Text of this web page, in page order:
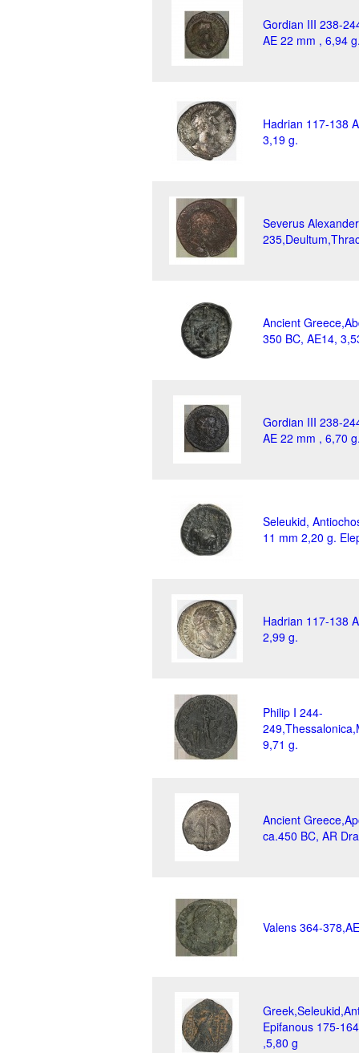
Gordian III 238-
AE 22 mm , 6,94
Hadrian 117-138
3,19 g.
Severus
Ancient
350 BC, AE14,
Gordian III 238-
AE 22 mm , 6,70
Seleukid,
11 mm 2,20 g.
Hadrian 117-138
2,99 g.
Philip I 244-
9,71 g.
Ancient
ca.450 BC, AR
Valens 364-
Epifanous 175-
,5,80 g